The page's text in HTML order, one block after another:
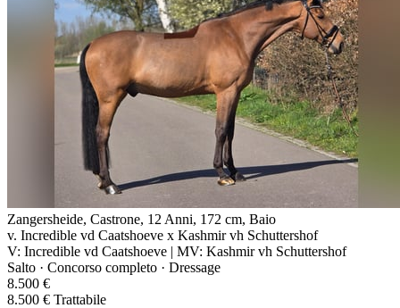
Zangersheide, Castrone, 12 Anni, 172 cm, Baio
v. Incredible vd Caatshoeve x Kashmir vh Schuttershof
V: Incredible vd Caatshoeve | MV: Kashmir vh Schuttershof
Salto · Concorso completo · Dressage
8.500 €
8.500 € Trattabile